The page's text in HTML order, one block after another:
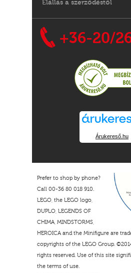
Elállás a szerződéstől
+36-20/
Árukereső.hu
Prefer to shop by phone?
Call 00-36 80 018 910.
LEGO, the LEGO logo,
DUPLO, LEGENDS OF
CHIMA, MINDSTORMS,
HEROICA and the Minifigure are
copyrights of the LEGO Group.
rights reserved. Use of this site
the terms of use.